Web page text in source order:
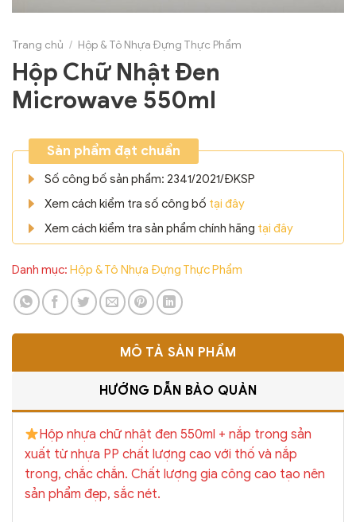
Trang chủ / Hộp & Tô Nhựa Đựng Thực Phẩm
Hộp Chữ Nhật Đen
Microwave 550ml
Sản phẩm đạt chuẩn
Số công bố sản phẩm: 2341/2021/ĐKSP
Xem cách kiểm tra số công bố tại đây
Xem cách kiểm tra sản phẩm chính hãng tại đây
Danh mục: Hộp & Tô Nhựa Đựng Thực Phẩm
MÔ TẢ SẢN PHẨM
HƯỚNG DẪN BẢO QUẢN
Hộp nhựa chữ nhật đen 550ml + nắp trong sản
xuất từ nhựa PP chất lượng cao với thố và nắp
trong, chắc chắn. Chất lượng gia công cao tạo nên
sản phẩm đẹp, sắc nét.